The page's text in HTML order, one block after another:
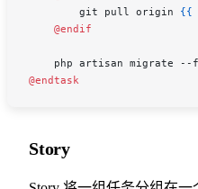
        git pull origin
{{
    @endif
php artisan migrate --
@endtask
Story